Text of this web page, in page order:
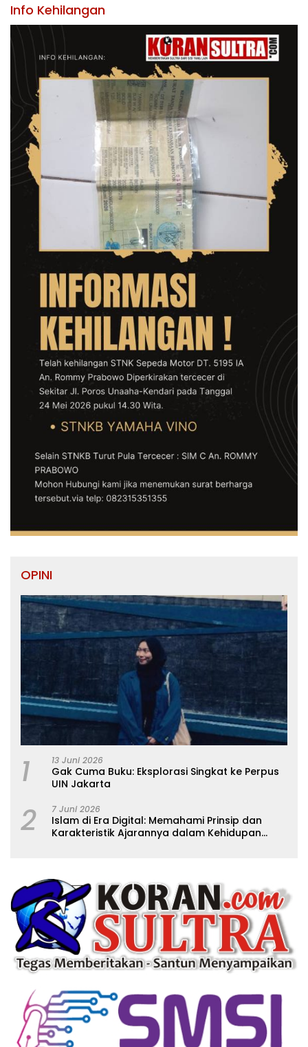
Info Kehilangan
OPINI
1 13 Juni 2026
Gak Cuma Buku: Eksplorasi Singkat ke Perpus
UIN Jakarta
2 7 Juni 2026
Islam di Era Digital: Memahami Prinsip dan
Karakteristik Ajarannya dalam Kehidupan